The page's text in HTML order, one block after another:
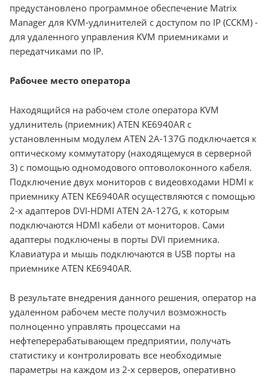
предустановлено программное обеспечение Matrix
Manager для KVM-удлинителей с доступом по IP (CCKM) -
для удаленного управления KVM приемниками и
передатчиками по IP.
Рабочее место оператора
Находящийся на рабочем столе оператора KVM
удлинитель (приемник) ATEN KE6940AR с
установленным модулем ATEN 2A-137G подключается к
оптическому коммутатору (находящемуся в серверной
3) с помощью одномодового оптоволоконного кабеля.
Подключение двух мониторов с видеовходами HDMI к
приемнику ATEN KE6940AR осуществляются с помощью
2-х адаптеров DVI-HDMI ATEN 2A-127G, к которым
подключаются HDMI кабели от мониторов. Сами
адаптеры подключены в порты DVI приемника.
Клавиатура и мышь подключаются в USB порты на
приемнике ATEN KE6940AR.
В результате внедрения данного решения, оператор на
удаленном рабочем месте получил возможность
полноценно управлять процессами на
нефтеперерабатывающем предприятии, получать
статистику и контролировать все необходимые
параметры на каждом из 2-х серверов, оперативно